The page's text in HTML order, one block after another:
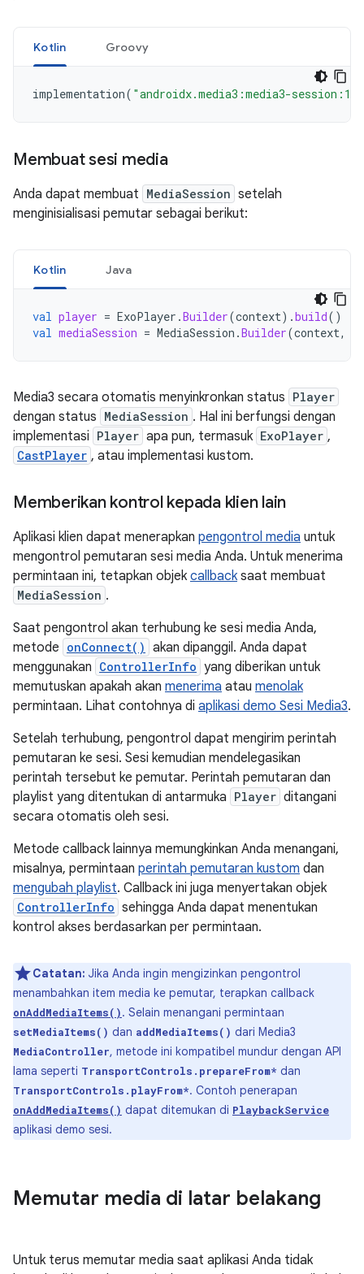
Kotlin Groovy
implementation( "androidx.media3:media3-
Membuat sesi media
Anda dapat membuat MediaSession setelah
menginisialisasi pemutar sebagai berikut:
Kotlin Java
val player = ExoPlayer .Builder(context).build()
val mediaSession = MediaSession .Builder(context,
Media3 secara otomatis menyinkronkan status Player
dengan status MediaSession . Hal ini berfungsi dengan
implementasi Player apa pun, termasuk ExoPlayer ,
CastPlayer , atau implementasi kustom.
Memberikan kontrol kepada klien lain
Aplikasi klien dapat menerapkan pengontrol media untuk
mengontrol pemutaran sesi media Anda. Untuk menerima
permintaan ini, tetapkan objek callbacksaat membuat
MediaSession .
Saat pengontrol akan terhubung ke sesi media Anda,
metode onConnect() akan dipanggil. Anda dapat
menggunakan ControllerInfo yang diberikan untuk
memutuskan apakah akan menerima atau menolak
permintaan. Lihat contohnya di aplikasi demo Sesi Media3.
Setelah terhubung, pengontrol dapat mengirim perintah
pemutaran ke sesi. Sesi kemudian mendelegasikan
perintah tersebut ke pemutar. Perintah pemutaran dan
playlist yang ditentukan di antarmuka Player ditangani
secara otomatis oleh sesi.
Metode callback lainnya memungkinkan Anda menangani,
misalnya, permintaan perintah pemutaran kustom dan
mengubah playlist. Callback ini juga menyertakan objek
ControllerInfo sehingga Anda dapat menentukan
kontrol akses berdasarkan per permintaan.
Catatan: Jika Anda ingin mengizinkan pengontrol
menambahkan item media ke pemutar, terapkan callback
onAddMediaItems(). Selain menangani permintaan
setMediaItems() dan addMediaItems() dari Media3
MediaController, metode ini kompatibel mundur dengan API
lama seperti TransportControls.prepareFrom* dan
TransportControls.playFrom*. Contoh penerapan
onAddMediaItems() dapat ditemukan di PlaybackService
aplikasi demo sesi.
Memutar media di latar belakang
Untuk terus memutar media saat aplikasi Anda tidak